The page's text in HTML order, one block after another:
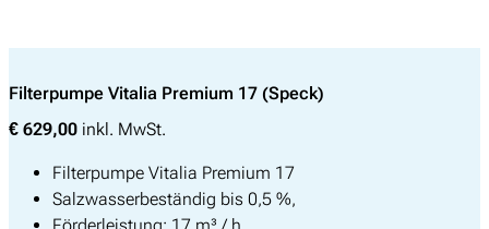
Filterpumpe Vitalia Premium 17 (Speck)
€ 629,00 inkl. MwSt.
Filterpumpe Vitalia Premium 17
Salzwasserbeständig bis 0,5 %,